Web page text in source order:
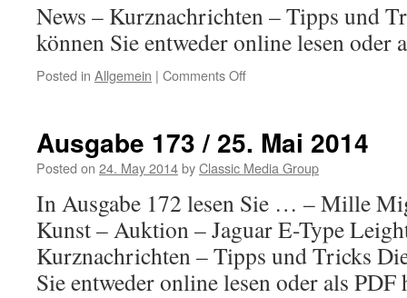
News – Kurznachrichten – Tipps und
können Sie entweder online lesen oder
Posted in Allgemein | Comments Off
01.
Juni
Ausgabe 173 / 25. Mai 2014
Posted on 24. May 2014byClassic Media Group
In Ausgabe 172 lesen Sie … – Mille
Kunst – Auktion – Jaguar E-Type
Kurznachrichten – Tipps und Tricks
Sie entweder online lesen oder als PDF